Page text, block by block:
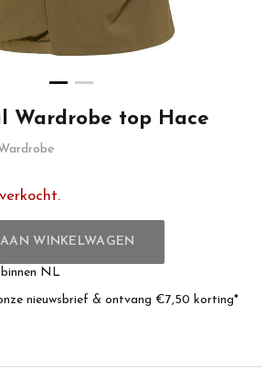
Wardrobe top Hace
WINKELWAGEN
NL
nieuwsbrief & ontvang €7,50 korting*